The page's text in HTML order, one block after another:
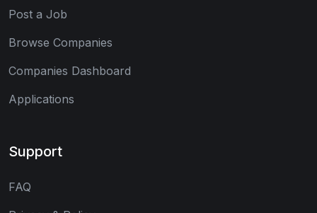
Post a Job
Browse Companies
Companies Dashboard
Applications
Support
FAQ